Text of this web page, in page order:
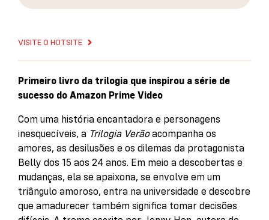
VISITE O HOTSITE
Primeiro livro da trilogia que inspirou a série de
sucesso do Amazon Prime Video
Com uma história encantadora e personagens
inesquecíveis, a Trilogia Verãoacompanha os
amores, as desilusões e os dilemas da protagonista
Belly dos 15 aos 24 anos. Em meio a descobertas e
mudanças, ela se apaixona, se envolve em um
triângulo amoroso, entra na universidade e descobre
que amadurecer também significa tomar decisões